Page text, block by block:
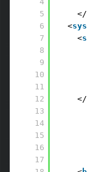
5
6
7
8
9
10
11
12
13
14
15
16
17
</
<
<
</